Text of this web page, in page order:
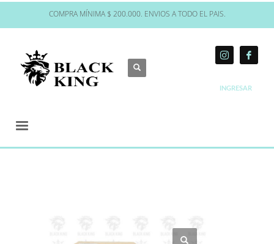
COMPRA MÍNIMA $ 200.000. ENVIOS A TODO EL PAIS.
INGRESAR